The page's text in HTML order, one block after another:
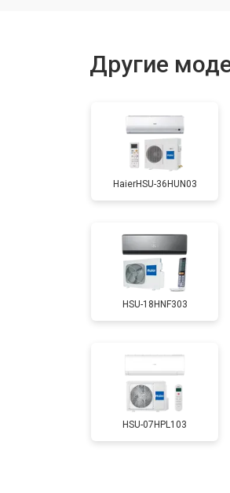
Другие
HaierHSU-36HUN03
HSU-18HNF303
HSU-07HPL103